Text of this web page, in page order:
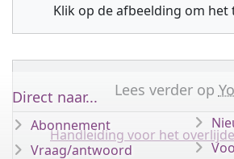
Klik op de afbeelding om
Lees verder op
Handleiding voor het
Direct naar...
Abonnement
Vraag/antwoord